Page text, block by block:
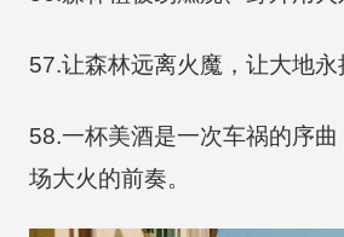
57.让森林远离火魔，让大地永
58.一杯美酒是一次车祸的序
场大火的前奏。